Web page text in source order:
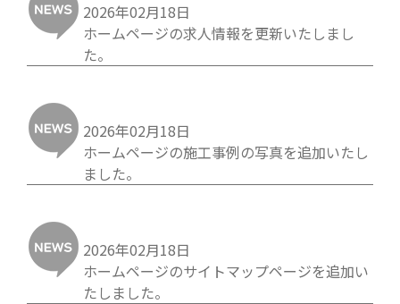
2026年02月18日
ホームページの求人情報を更新いたしまし
た。
2026年02月18日
ホームページの施工事例の写真を追加いたし
ました。
2026年02月18日
ホームページのサイトマップページを追加い
たしました。